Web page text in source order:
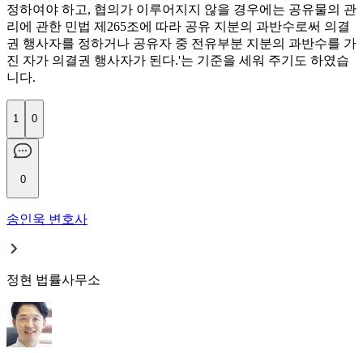
정하여야 하고, 협의가 이루어지지 않을 경우에는 공유물의 관
리에 관한 민법 제265조에 따라 공유 지분의 과반수로써 의결
권 행사자를 정하거나 공유자 중 전유부분 지분의 과반수를 가
진 자가 의결권 행사자가 된다.'는 기준을 세워 주기도 하였습
니다.
1 0
0
송인욱 변호사
정현 법률사무소